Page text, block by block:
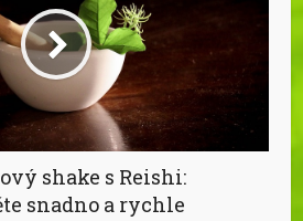
shake s Reishi:
snadno a rychle